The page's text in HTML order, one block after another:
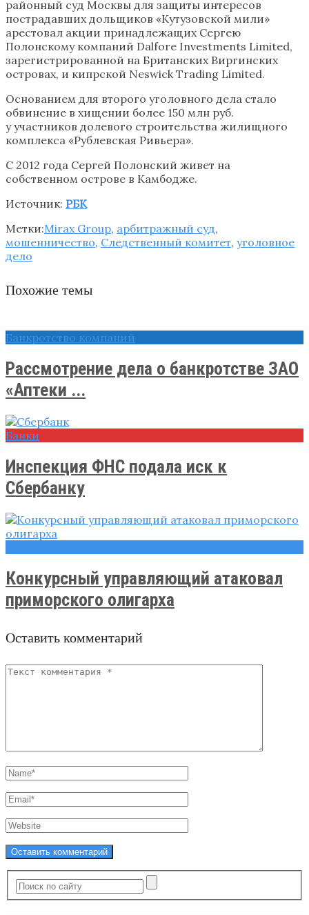
районный суд Москвы для защиты интересов
пострадавших дольщиков «Кутузовской мили»
арестовал акции принадлежащих Сергею
Полонскому компаний Dalfore Investments Limited,
зарегистрированной на Британских Виргинских
островах, и кипрской Neswick Тrading Limited.
Основанием для второго уголовного дела стало
обвинение в хищении более 150 млн руб.
у участников долевого строительства жилищного
комплекса «Рублевская Ривьера».
С 2012 года Сергей Полонский живет на
собственном острове в Камбодже.
Источник: РБК
Метки:Mirax Group, арбитражный суд,
мошенничество, Следственный комитет, уголовное
дело
Похожие темы
Банкротство компаний
Рассмотрение дела о банкротстве ЗАО
«Аптеки ...
Банки
Инспекция ФНС подала иск к
Сбербанку
Конкурсный управляющий атаковал
приморского олигарха
Оставить комментарий